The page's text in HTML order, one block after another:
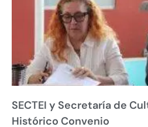
SECTEI y Secretaría de
Histórico Convenio